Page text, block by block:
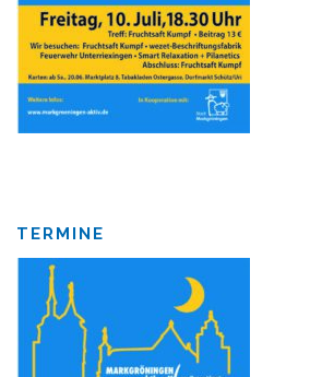
TERMINE